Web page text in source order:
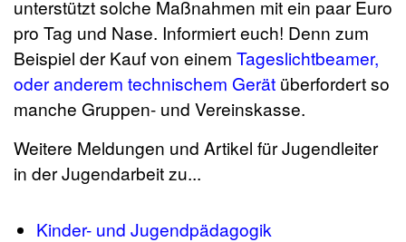
unterstützt solche Maßnahmen mit ein paar Euro
pro Tag und Nase. Informiert euch! Denn zum
Beispiel der Kauf von einem Tageslichtbeamer,
oder anderem technischem Gerät überfordert so
manche Gruppen- und Vereinskasse.
Weitere Meldungen und Artikel für Jugendleiter
in der Jugendarbeit zu...
Kinder- und Jugendpädagogik